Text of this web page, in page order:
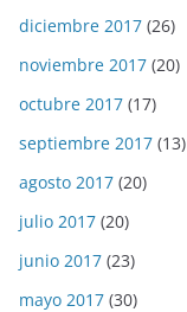
diciembre 2017 (26)
noviembre 2017 (20)
octubre 2017 (17)
septiembre 2017 (13)
agosto 2017 (20)
julio 2017 (20)
junio 2017 (23)
mayo 2017 (30)